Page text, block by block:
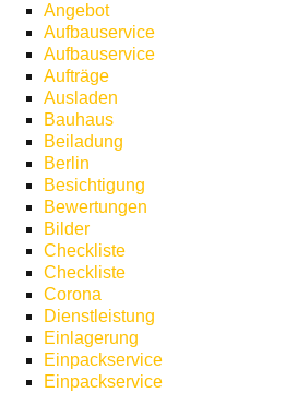
Angebot
Aufbauservice
Aufbauservice
Aufträge
Ausladen
Bauhaus
Beiladung
Berlin
Besichtigung
Bewertungen
Bilder
Checkliste
Checkliste
Corona
Dienstleistung
Einlagerung
Einpackservice
Einpackservice